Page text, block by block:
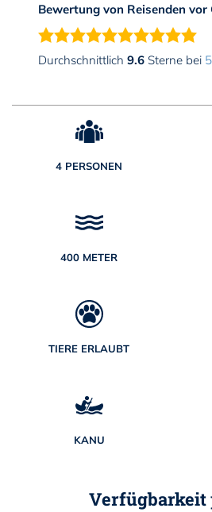
Bewertung von Reisenden vor
Durchschnittlich 9.6 Sterne bei
4 PERSONEN
400 METER
TIERE ERLAUBT
KANU
Verfügbarkeit